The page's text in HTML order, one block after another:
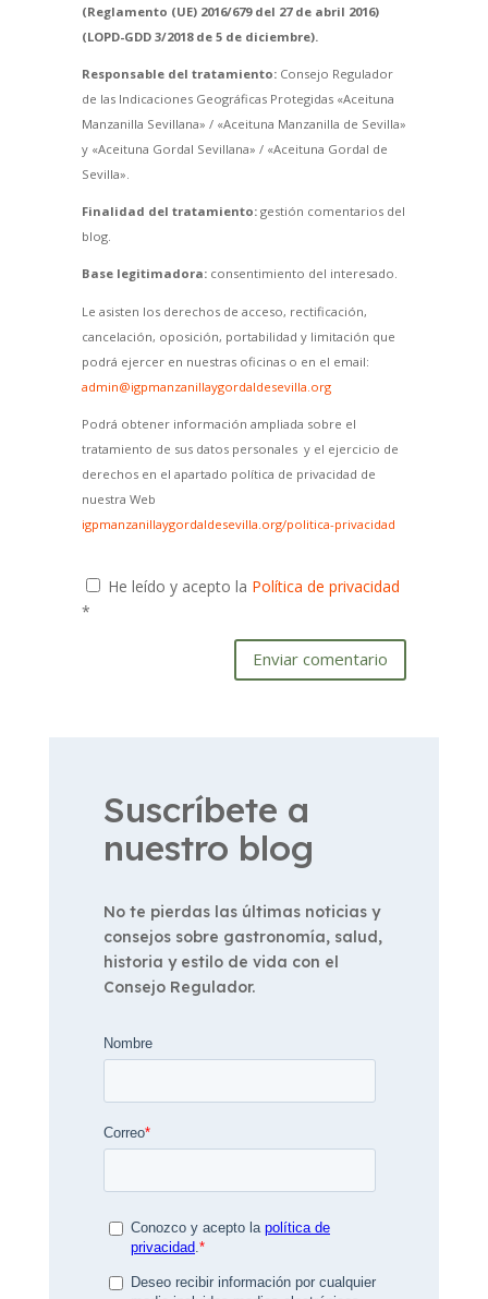
(Reglamento (UE) 2016/679 del 27 de abril 2016)
(LOPD-GDD 3/2018 de 5 de diciembre).
Responsable del tratamiento:Consejo Regulador
de las Indicaciones Geográficas Protegidas «Aceituna
Manzanilla Sevillana» / «Aceituna Manzanilla de Sevilla»
y «Aceituna Gordal Sevillana» / «Aceituna Gordal de
Sevilla».
Finalidad del tratamiento:gestión comentarios del
blog.
Base legitimadora:consentimiento del interesado.
Le asisten los derechos de acceso, rectificación,
cancelación, oposición, portabilidad y limitación que
podrá ejercer en nuestras oficinas o en el email:
admin@igpmanzanillaygordaldesevilla.org
Podrá obtener información ampliada sobre el
tratamiento de sus datos personales y el ejercicio de
derechos en el apartado política de privacidad de
nuestra Web
igpmanzanillaygordaldesevilla.org/politica-privacidad
He leído y acepto la Política de privacidad
*
Enviar comentario
Suscríbete a
nuestro blog
No te pierdas las últimas noticias y
consejos sobre gastronomía, salud,
historia y estilo de vida con el
Consejo Regulador.